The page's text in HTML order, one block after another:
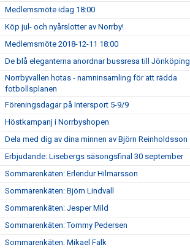
Medlemsmöte idag 18:00
Köp jul- och nyårslotter av Norrby!
Medlemsmöte 2018-12-11 18:00
De blå eleganterna anordnar bussresa till Jönköping
Norrbyvallen hotas - namninsamling för att rädda
fotbollsplanen
Föreningsdagar på Intersport 5-9/9
Höstkampanj i Norrbyshopen
Dela med dig av dina minnen av Björn Reinholdsson
Erbjudande: Lisebergs säsongsfinal 30 september
Sommarenkäten: Erlendur Hilmarsson
Sommarenkäten: Björn Lindvall
Sommarenkäten: Jesper Mild
Sommarenkäten: Tommy Pedersen
Sommarenkäten: Mikael Falk